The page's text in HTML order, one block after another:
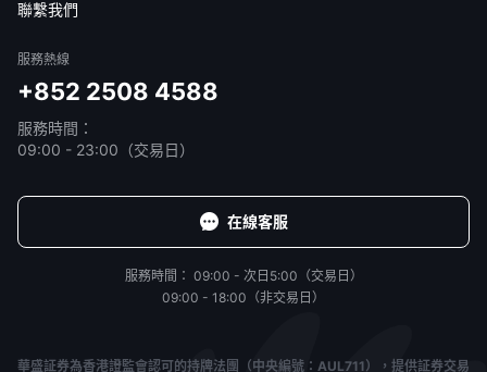
聯繫我們
服務熱線
+852 2508 4588
服務時間：
09:00 - 23:00（交易日）
在線客服
服務時間： 09:00 - 次日5:00（交易日）
09:00 - 18:00（非交易日）
華盛証券為香港證監會認可的持牌法團（中央編號：AUL711），提供証券交易